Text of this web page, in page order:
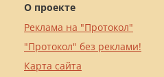
О проекте
Реклама на "Протокол"
"Протокол" без реклами!
Карта сайта